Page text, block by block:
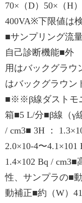
70×（D）50×（H
400VA※下限値は
■サンプリング
自己診断機能■
用はバックグラウ
はバックグラウ
■※※β線ダストモ
箱■5 L/分■β線（γ
/ cm3■ 3H ：
2.0×10-4〜4.1×101
1.4×102 Bq /
性、サンプラの■
動補正■約（W）